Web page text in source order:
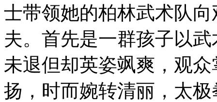
士带领她的柏林武术队
夫。首先是一群孩子以
未退但却英姿飒爽，观
扬，时而婉转清丽，太